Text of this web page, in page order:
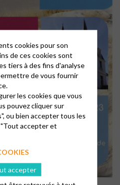
cookies pour son
de ces cookies sont
tiers à des fins d'analyse
de vous fournir
les cookies que vous
pouvez cliquer sur
ou bien accepter tous les
accepter et
accepter